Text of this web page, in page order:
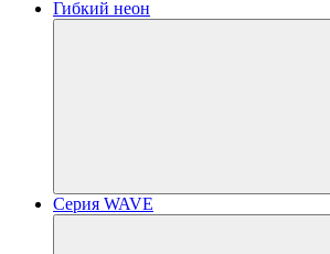
Гибкий неон
Серия WAVE